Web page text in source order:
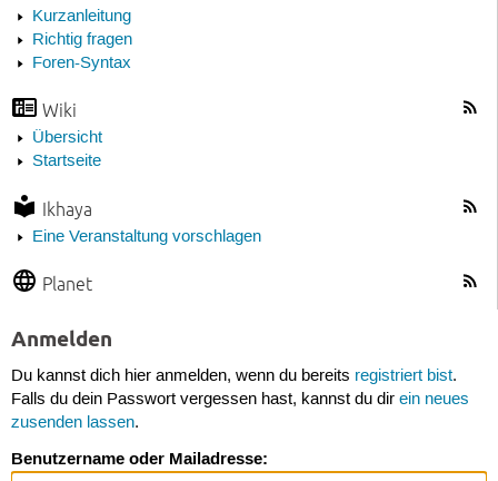
Kurzanleitung
Richtig fragen
Foren-Syntax
Wiki
Übersicht
Startseite
Ikhaya
Eine Veranstaltung vorschlagen
Planet
Anmelden
Du kannst dich hier anmelden, wenn du bereits registriert bist.
Falls du dein Passwort vergessen hast, kannst du dir ein neues
zusenden lassen.
Benutzername oder Mailadresse: